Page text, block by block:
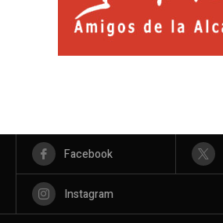
Facebook
Instagram